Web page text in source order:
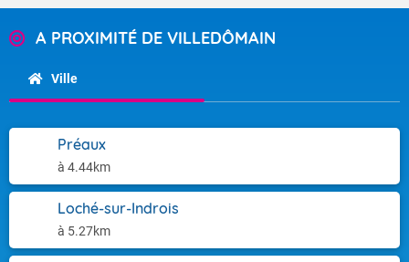
A PROXIMITÉ DE VILLEDÔMAIN
Ville
Préaux
à 4.44km
Loché-sur-Indrois
à 5.27km